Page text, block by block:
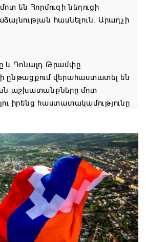
են Հորմուզի նեղուցի
հասնելուն. Արաղչի
և Դոնալդ Թրամփը
ընթացքում վերահաստատել են
աշխատանքները մոտ
իրենց հաստատակամությունը
հեռախոսազրույց են ունեցել․
երթուղու նախագծի
այսօր կդառնար 77